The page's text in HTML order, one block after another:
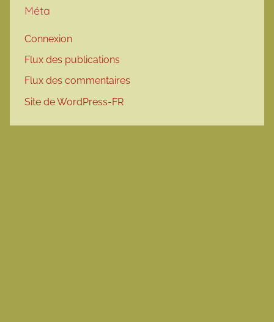
Méta
Connexion
Flux des publications
Flux des commentaires
Site de WordPress-FR